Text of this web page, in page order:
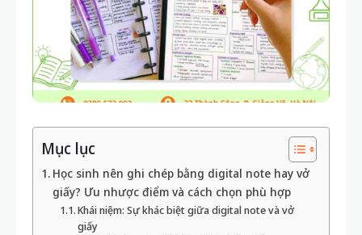
Mục lục
Học sinh nên ghi chép bằng digital note hay vở
giấy? Ưu nhược điểm và cách chọn phù hợp
Khái niệm: Sự khác biệt giữa digital note và vở
giấy